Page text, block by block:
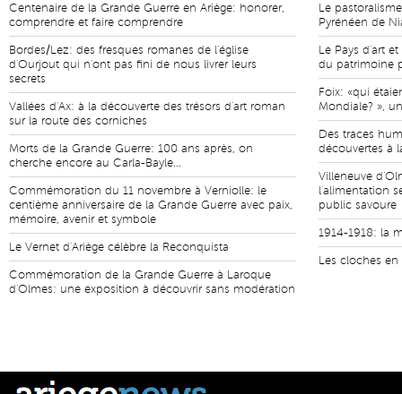
Centenaire de la Grande Guerre en Ariège: honorer,
comprendre et faire comprendre
Bordes/Lez: des fresques romanes de l'église
d'Ourjout qui n'ont pas fini de nous livrer leurs
secrets
Vallées d'Ax: à la découverte des trésors d'art roman
sur la route des corniches
Morts de la Grande Guerre: 100 ans après, on
cherche encore au Carla-Bayle...
Commémoration du 11 novembre à Verniolle: le
centième anniversaire de la Grande Guerre avec paix,
mémoire, avenir et symbole
Le Vernet d'Ariège célèbre la Reconquista
Commémoration de la Grande Guerre à Laroque
d'Olmes: une exposition à découvrir sans modération
Le
Pyrénéen de
Le Pays d'art
du patrimoine
Foix: «qui
Mondiale? »,
Des traces
découvertes à
Villeneuve
l'alimentation
public savoure
1914-1918: la
Les cloches en